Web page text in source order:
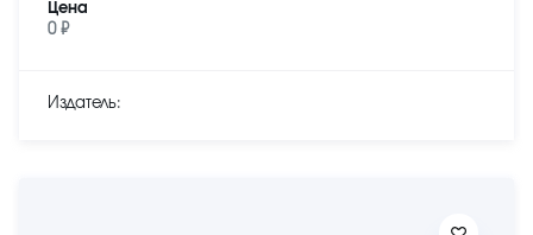
Цена
0 ₽
Издатель: